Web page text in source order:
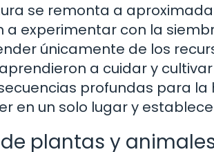
se remonta a
experimentar con la
únicamente de los
a cuidar y
profundas para
en un solo lugar y
plantas y